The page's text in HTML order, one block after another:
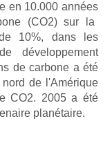
en 10.000 années
(CO2) sur la
10%, dans les
développement
de carbone a été
de l'Amérique
CO2. 2005 a été
planétaire.